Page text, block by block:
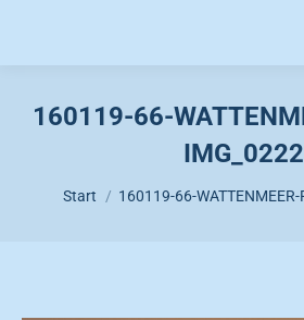
160119-66-
IMG_0222
Sie befinden sich hier:
Start 160119-66-